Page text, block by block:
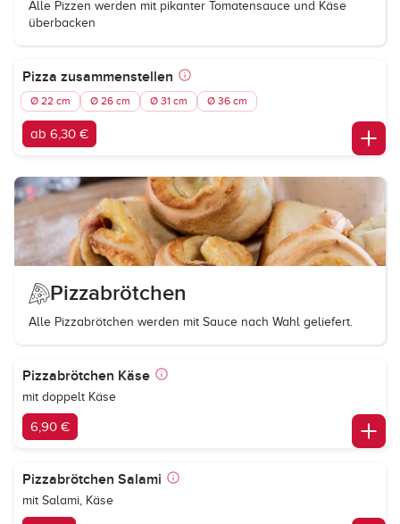
Alle Pizzen werden mit pikanter Tomatensauce und Käse
überbacken
Pizza zusammenstellen
Ø 22 cm Ø 26 cm Ø 31 cm Ø 36 cm
ab 6,30 €
Pizzabrötchen
Alle Pizzabrötchen werden mit Sauce nach Wahl geliefert.
Pizzabrötchen Käse
mit doppelt Käse
6,90 €
Pizzabrötchen Salami
mit Salami, Käse